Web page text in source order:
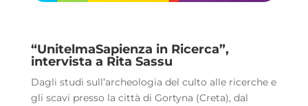
“UnitelmaSapienza in Ricerca”,
intervista a Rita Sassu
Dagli studi sull’archeologia del culto alle ricerche e
gli scavi presso la città di Gortyna (Creta), dal